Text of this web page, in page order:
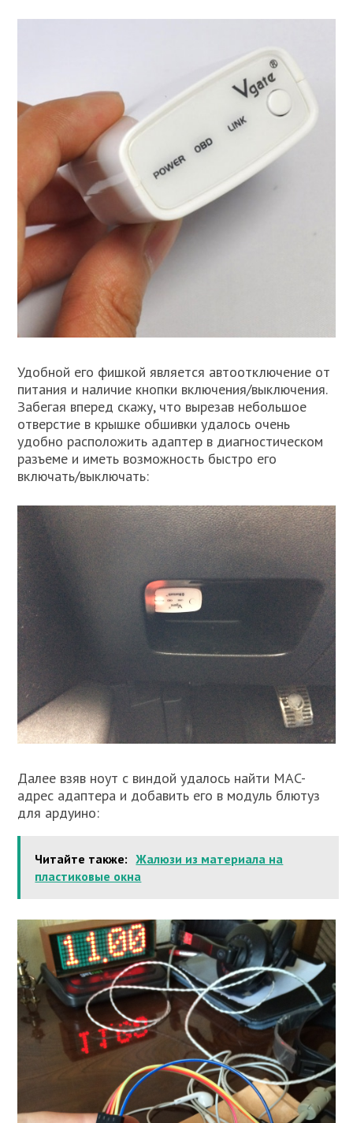
Удобной его фишкой является автоотключение от
питания и наличие кнопки включения/выключения.
Забегая вперед скажу, что вырезав небольшое
отверстие в крышке обшивки удалось очень
удобно расположить адаптер в диагностическом
разъеме и иметь возможность быстро его
включать/выключать:
Далее взяв ноут с виндой удалось найти MAC-
адрес адаптера и добавить его в модуль блютуз
для ардуино:
Читайте также: Жалюзи из материала на
пластиковые окна